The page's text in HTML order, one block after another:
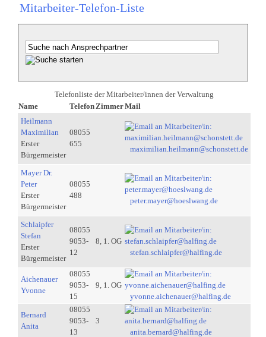
Mitarbeiter-Telefon-Liste
Telefonliste der Mitarbeiter/innen der Verwaltung
Name
Telefon ZimmerMail
Heilmann
Maximilian
Erster
Bürgermeister
08055
655
maximilian.heilmann@schonstett.de
Mayer Dr.
Peter
Erster
Bürgermeister
08055
488
peter.mayer@hoeslwang.de
Schlaipfer
Stefan
Erster
Bürgermeister
08055
9053-
12
8, 1. OG
stefan.schlaipfer@halfing.de
Aichenauer
Yvonne
08055
9053-
15
9, 1. OG
yvonne.aichenauer@halfing.de
Bernard
Anita
08055
9053-
13
3
anita.bernard@halfing.de